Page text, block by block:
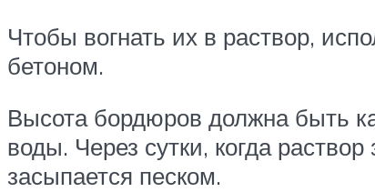
Чтобы вогнать их в раствор,
бетоном.
Высота бордюров должна быть
воды. Через сутки, когда
засыпается песком.